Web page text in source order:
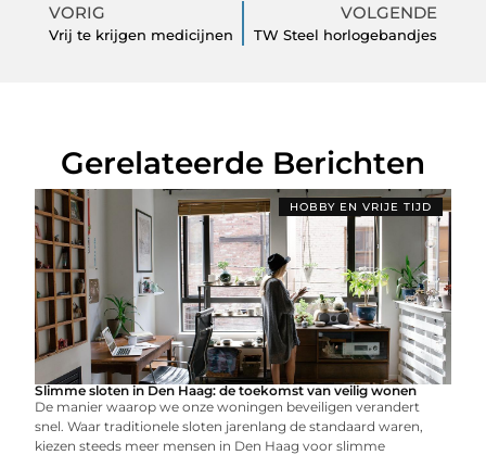
VORIG
Vrij te krijgen medicijnen
VOLGENDE
TW Steel horlogebandjes
Gerelateerde Berichten
HOBBY EN VRIJE TIJD
Slimme sloten in Den Haag: de toekomst van veilig wonen
De manier waarop we onze woningen beveiligen verandert
snel. Waar traditionele sloten jarenlang de standaard waren,
kiezen steeds meer mensen in Den Haag voor slimme